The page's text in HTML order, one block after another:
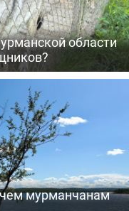
области
мурманчанам